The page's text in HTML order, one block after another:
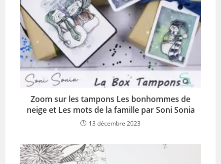
Zoom sur les tampons Les bonhommes de
neige et Les mots de la famille par Soni Sonia
13 décembre 2023